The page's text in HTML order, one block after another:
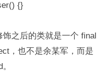
{}
饰之后的类就是一个
，也不是余某军，而是